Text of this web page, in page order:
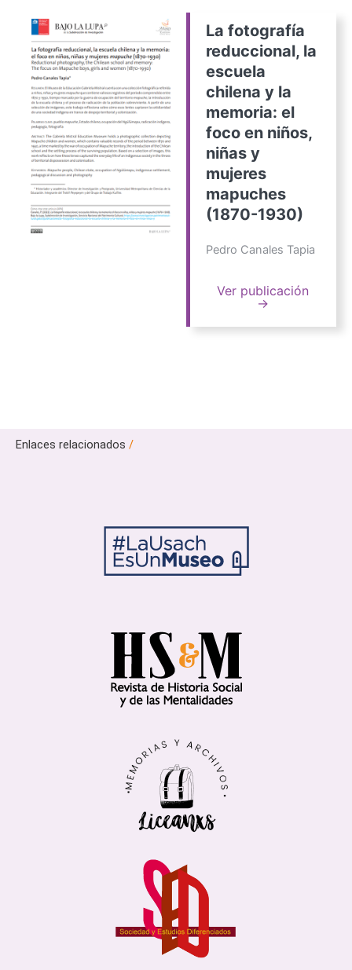
La fotografía
reduccional, la
escuela
chilena y la
memoria: el
foco en niños,
niñas y
mujeres
mapuches
(1870-1930)
Pedro Canales Tapia
Ver publicación
→
Enlaces relacionados /